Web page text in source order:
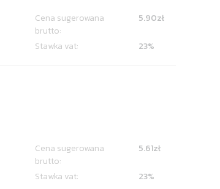
Cena sugerowana
brutto:
5.90zł
Stawka vat: 23%
Cena sugerowana
brutto:
5.61zł
Stawka vat: 23%